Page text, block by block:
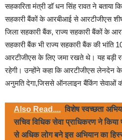
सहकारिता मंत्री डॉ धन सिंह रावत ने बताया
सहकारी बैंकों के आरबीआई से आरटीजीएस
जिला सहकारी बैंक, राज्य सहकारी बैंकों के
सहकारी बैंक भी राज्य सहकारी बैंक की भांति
आरटीजीएस के लिए जमा रखते थे। यह बड़ी
रहेगी। उन्होंने कहा कि आरटीजीएस लेनदेन के
अनुमति देगा,जिससे ऑनलाइन बैंकिंग सेवाओं की
Also Read.... विशेष स्वच्छता
सचिव विधिक सेवा प्राधिकरण ने किया
से अधिक लोग बने इस अभियान का